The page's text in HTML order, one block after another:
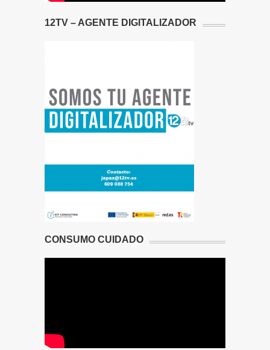
12TV – AGENTE DIGITALIZADOR
CONSUMO CUIDADO